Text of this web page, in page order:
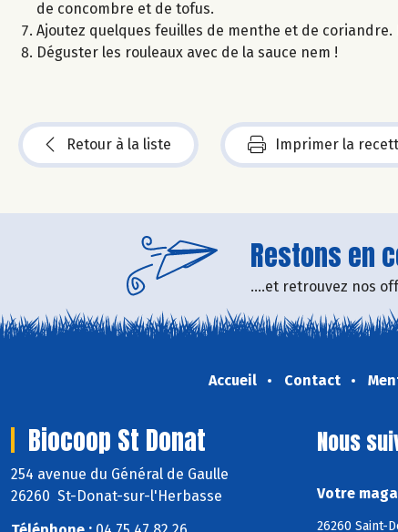
de concombre et de tofus.
Ajoutez quelques feuilles de menthe et de
Déguster les rouleaux avec de la sauce nem !
Retour à la liste Imprimer la
Restons en
....et retrouvez nos
Accueil Contact
Biocoop St Donat
254 avenue du Général de Gaulle
26260 St-Donat-sur-l'Herbasse
Nous
Votre
26260 Saint-